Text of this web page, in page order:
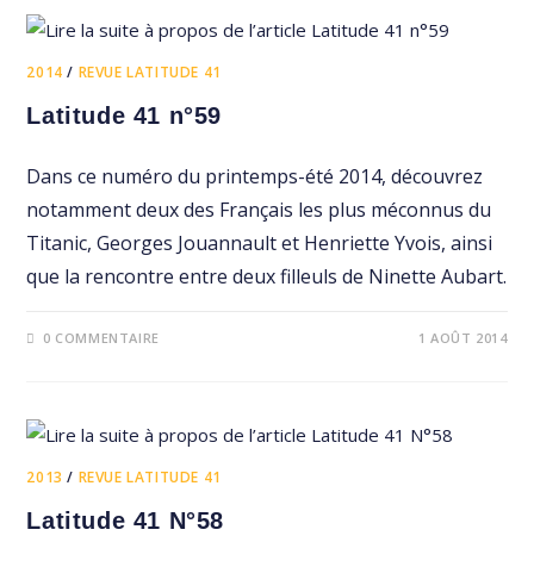
2014 / REVUE LATITUDE 41
Latitude 41 n°59
Dans ce numéro du printemps-été 2014, découvrez
notamment deux des Français les plus méconnus du
Titanic, Georges Jouannault et Henriette Yvois, ainsi
que la rencontre entre deux filleuls de Ninette Aubart.
0 COMMENTAIRE 1 AOÛT 2014
2013 / REVUE LATITUDE 41
Latitude 41 N°58